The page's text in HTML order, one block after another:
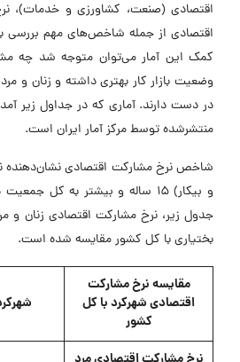
اقتصادی (صنعت، کشاورزی و خدمات)،
اقتصادی از جمله شاخص‌های مهم بررسی
کمک این آمار می‌توان متوجه شد چه
وضعیت بازار کار بهتری داشته و زنان و
در دست دارند. آماری که در جداول زیر
منتشرشده توسط مرکز آمار ایران است.
شاخص نرخ مشارکت اقتصادی
و بیکار) ۱۵ ساله و بیشتر به کل
جدول زیر، نرخ مشارکت اقتصادی زنان و
بختیاری با کل کشور مقایسه شده است.
مقایسه نرخ مشارکت
اقتصادی شهرکرد با کل
کشور